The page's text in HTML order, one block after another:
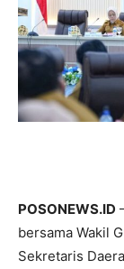
POSONEWS.ID
bersama Wakil
Sekretaris